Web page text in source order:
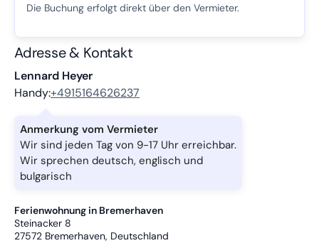
Die Buchung erfolgt direkt über den Vermieter.
Adresse & Kontakt
Lennard Heyer
Handy:+4915164626237
Anmerkung vom Vermieter
Wir sind jeden Tag von 9-17 Uhr erreichbar.
Wir sprechen deutsch, englisch und
bulgarisch
Ferienwohnung in Bremerhaven
Steinacker 8
27572 Bremerhaven, Deutschland